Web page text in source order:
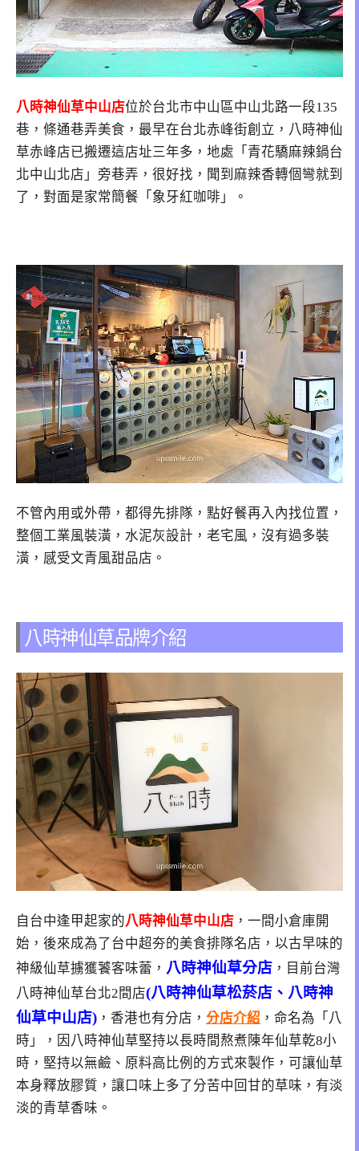
八時神仙草中山店位於台北市中山區中山北路一段135
巷，條通巷弄美食 ，最早在台北赤峰街創立，八時神仙
草赤峰店已搬遷這店址三年多，地處「青花驕麻辣鍋台
北中山北店」旁巷弄，很好找，聞到麻辣香轉個彎就到
了，對面是家常簡餐「象牙紅咖啡」。
不管內用或外帶，都得先排隊，點好餐再入內找位置，
整個工業風裝潢，水泥灰設計，老宅風，沒有過多裝
潢，感受文青風甜品店。
八時神仙草品牌介紹
自台中逢甲起家的八時神仙草中山店 ，一間小倉庫開
始，後來成為了台中超夯的美食排隊名店，以古早味的
神級仙草擄獲饕客味蕾， 八時神仙草分店 ，目前台灣
八時神仙草台北2間店(八時神仙草松菸店、八時神
仙草中山店) ，香港也有分店， 分店介紹 ，命名為「八
時」，因八時神仙草堅持以長時間熬煮陳年仙草乾8小
時，堅持以無鹼、原料高比例的方式來製作，可讓仙草
本身釋放膠質，讓口味上多了分苦中回甘的草味，有淡
淡的青草香味。